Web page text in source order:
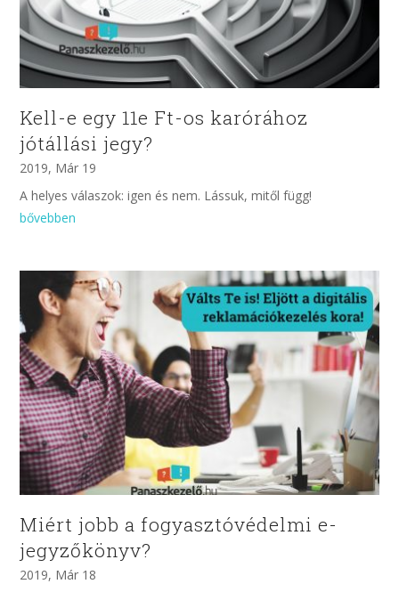
Kell-e egy 11e Ft-os karórához
jótállási jegy?
2019, Már 19
A helyes válaszok: igen és nem. Lássuk, mitől függ!
bővebben
Miért jobb a fogyasztóvédelmi e-
jegyzőkönyv?
2019, Már 18